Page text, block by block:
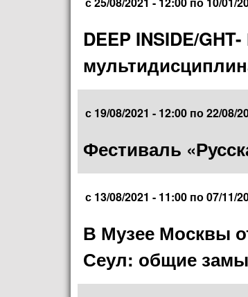
DEEP INSIDE/
с 19/08/2021 - 12:00 по22/08/
Фестиваль
с 13/08/2021 - 11:00 по07/11/
В Музее Москвы
Сеул: общие